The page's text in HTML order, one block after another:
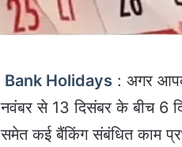
Bank Holidays : अगर
नवंबर से 13 दिसंबर के बीच 6
समेत कई बैंकिंग संबंधित काम